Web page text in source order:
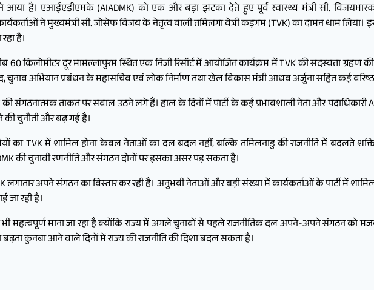
आया है। एआईएडीएमके (AIADMK) को एक और बड़ा झटका देते हुए पूर्व स्वास्थ्य मंत्री सी.
ने मुख्यमंत्री सी. जोसेफ विजय के नेतृत्व वाली तमिलगा वेत्री कड़गम (TVK) का दामन थाम लिया।
है।
60 किलोमीटर दूर मामल्लापुरम स्थित एक निजी रिसॉर्ट में आयोजित कार्यक्रम में TVK की सदस्यता ग्रहण
अभियान प्रबंधन के महासचिव एवं लोक निर्माण तथा खेल विकास मंत्री आधव अर्जुना सहित कई
ताकत पर सवाल उठने लगे हैं। हाल के दिनों में पार्टी के कई प्रभावशाली नेता और पदाधिकारी
चुनौती और बढ़ गई है।
का TVK में शामिल होना केवल नेताओं का दल बदल नहीं, बल्कि तमिलनाडु की राजनीति में बदलते
की चुनावी रणनीति और संगठन दोनों पर इसका असर पड़ सकता है।
अपने संगठन का विस्तार कर रही है। अनुभवी नेताओं और बड़ी संख्या में कार्यकर्ताओं के पार्टी में
जा रही है।
भी महत्वपूर्ण माना जा रहा है क्योंकि राज्य में अगले चुनावों से पहले राजनीतिक दल अपने-अपने संगठन को
कुनबा आने वाले दिनों में राज्य की राजनीति की दिशा बदल सकता है।